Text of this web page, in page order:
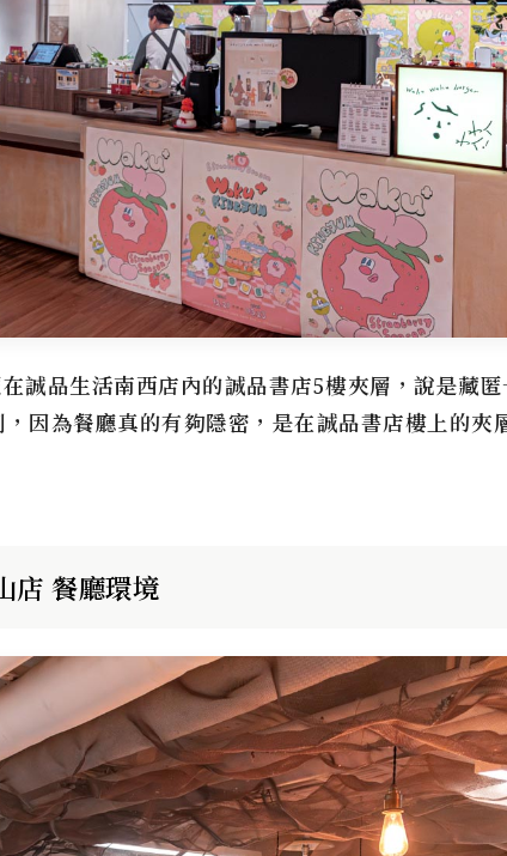
誠品生活南西店內的誠品書店5樓夾層，說是藏
因為餐廳真的有夠隱密，是在誠品書店樓上的夾
餐廳環境